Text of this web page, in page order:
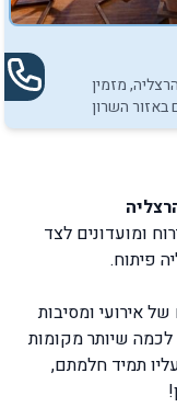
מזמין
באזור השרון
ומועדונים לצד
פיתוח.
אירועי ומסיבות
שיותר מקומות
תמיד חלמתם,